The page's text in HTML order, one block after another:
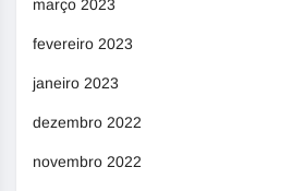
março 2023
fevereiro 2023
janeiro 2023
dezembro 2022
novembro 2022